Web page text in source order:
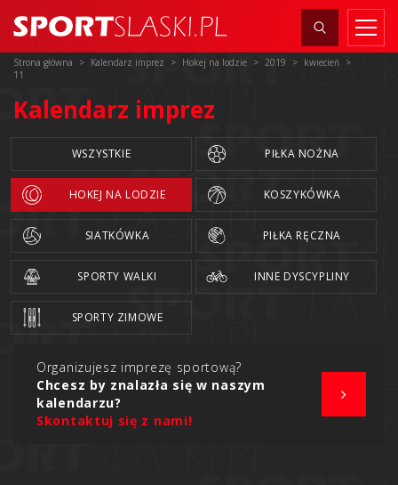
Strona główna Kalendarz imprez Hokej na lodzie 2019
kwiecień
11
Kalendarz imprez
WSZYSTKIE PIŁKA NOŻNA
HOKEJ NA LODZIE KOSZYKÓWKA
SIATKÓWKA PIŁKA RĘCZNA
SPORTY WALKI INNE DYSCYPLINY
SPORTY ZIMOWE
Organizujesz imprezę sportową?
Chcesz by znalazła się w naszym
kalendarzu?
Skontaktuj się z nami!